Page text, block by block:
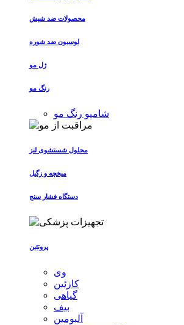
محصولات ضد شپش
لوسیون ضد شوره
ژل مو
رنگ مو
شامپو رنگ مو
محلول شستشوی لنز
میخچه و زگیل
دستگاه فشار سنج
پروتئین
وی
کازئین
گیاهی
بیف
آلبومین